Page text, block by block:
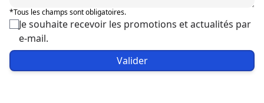
*Tous les champs sont obligatoires.
Je souhaite recevoir les promotions et actualités par
e-mail.
Valider